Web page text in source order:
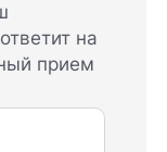
на
прием